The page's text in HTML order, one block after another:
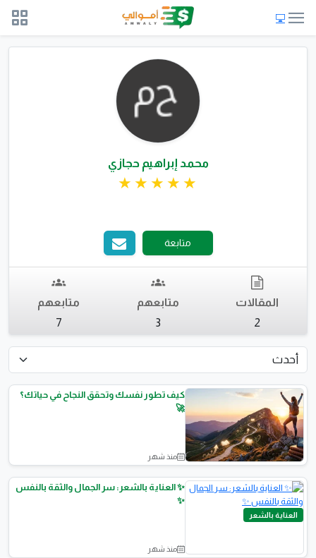
محمد إبراهيم حجازي
متابعة
المقالات
2
متابعهم
3
متابعهم
7
سؤال وجواب
كيف تطور نفسك وتحقق النجاح في حياتك؟
🚀
منذ شهر
العناية بالشعر
✨ العناية بالشعر: سر الجمال والثقة بالنفس
✨
منذ شهر